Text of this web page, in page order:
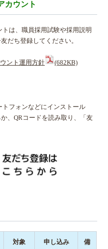
カウント
は、職員採用試験や採用説明
だち登録してください。
ント運用方針 (682KB)
トフォンなどにインストール
、QRコードを読み取り、「友
対象
申し込み
備